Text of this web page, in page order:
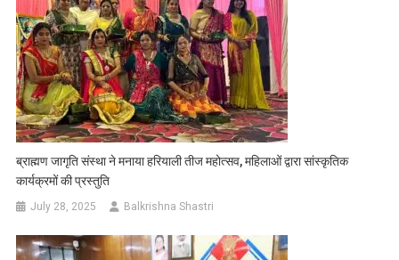
ब्राह्मण जागृति संस्था ने मनाया हरियाली तीज महोत्सव, महिलाओं द्वारा सांस्कृतिक
कार्यक्रमों की प्रस्तुति
July 28, 2025 Balkrishna Shastri